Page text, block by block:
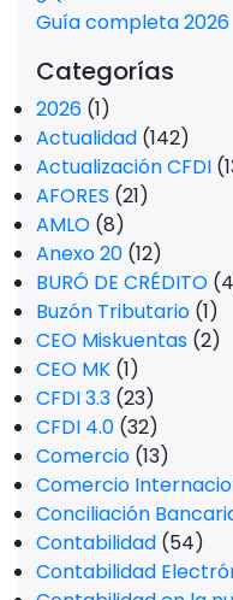
Guía completa 2026
Categorías
2026 (1)
Actualidad (142)
Actualización CFDI
AFORES (21)
AMLO (8)
Anexo 20 (12)
BURÓ DE CRÉDITO
Buzón Tributario (1)
CEO Miskuentas (2)
CEO MK (1)
CFDI 3.3 (23)
CFDI 4.0 (32)
Comercio (13)
Comercio
Conciliación
Contabilidad (54)
Contabilidad